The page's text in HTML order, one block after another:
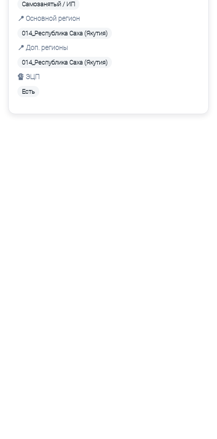
Самозанятый / ИП
📍 Основной регион
014_Республика Саха (Якутия)
📍 Доп. регионы
014_Республика Саха (Якутия)
🔏 ЭЦП
Есть